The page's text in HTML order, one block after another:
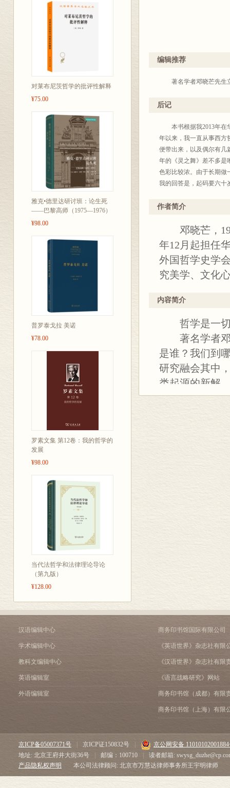
对莱布尼茨哲学的批评性解释
¥75.00
雅克•德里达研讨班：论生死
——巴黎高师（1975—1976）
¥98.00
普罗泰戈拉 美诺
¥78.00
罗素文集 第12卷：我的哲学的
发展
¥98.00
当代法哲学和法律理论导论
（第九版）
¥128.00
编辑推荐
著名学者邓晓芒先生立
后记
本书根据我2013年在华
年以来，我一直从事西方
便带出来，以及偶尔有几
年的《灵之舞》差不多是
色彩比较浓。由于长期做
我的回答是，起码要六十
句读也已经快五年了，该
务“哲学导论”课。当时
成，也算没有食言了。
的工作来做的。当然我
是失败的。我将来要建立
也绝不是现时流行的那种
法的三段式一步步展开的
间都是有限的，思维的
师蒙田一次在郊外和朋
田正在伏案奋笔疾书。
种体会，我相信每个写作
到，决心早上起来一定要
因此喜欢在床头柜上准
西多了，恐怕会妨碍思维
_______
［1］ 参看《论历史的
期；《从哲学看宏观历史
作者简介
邓晓芒，
年12月起担任
外国哲学史学
究美学、文化
内容简介
哲学是一切
著名学者邓
是谁？我们到
研究融会其中
类起源的新解
的尝试，也是
汉语编辑中心
学术编辑中心
教科文编辑中心
英语编辑室
外语编辑室
商务印书馆国际有限公司
《英语世界》杂志社有限
《汉语世界》杂志社有限
《语言战略研究》网站
商务印书馆（成都）有限
商务印书馆（上海）有限
京ICP备05007371号 京ICP证150832号
京公网安备
地址: 北京王府井大街36号
邮编：100710
读者邮箱:
产品隐私权声明
本公司法律顾问: 北京市万慧达律师事务所王宇明律师